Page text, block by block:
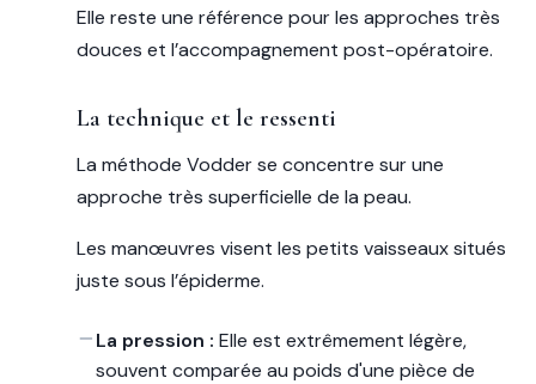
Elle reste une référence pour les approches très
douces et l’accompagnement post-opératoire.
La technique et le ressenti
La méthode Vodder se concentre sur une
approche très superficielle de la peau.
Les manœuvres visent les petits vaisseaux situés
juste sous l’épiderme.
La pression : Elle est extrêmement légère,
souvent comparée au poids d'une pièce de